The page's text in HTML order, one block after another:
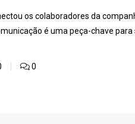
os colaboradores da
é uma peça-chave para
0